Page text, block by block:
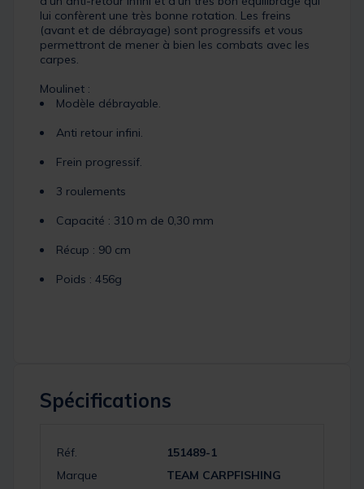
lui confèrent une très bonne rotation. Les freins
(avant et de débrayage) sont progressifs et vous
permettront de mener à bien les combats avec les
carpes.
Moulinet :
Modèle débrayable.
Anti retour infini.
Frein progressif.
3 roulements
Capacité : 310 m de 0,30 mm
Récup : 90 cm
Poids : 456g
Spécifications
Réf.
151489-1
Marque
TEAM CARPFISHING